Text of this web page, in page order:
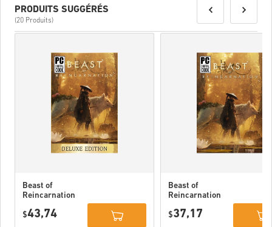
PRODUITS SUGGÉRÉS
(20 Produits)
Beast of
Reincarnation
PC (STEAM)
$43,74
Beast of
Reincarnation
$37,17